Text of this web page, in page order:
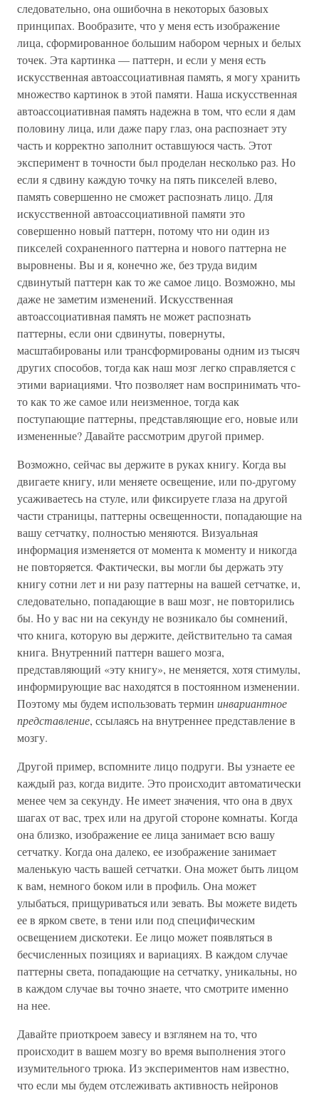
следовательно, она ошибочна в некоторых базовых
принципах. Вообразите, что у меня есть изображение
лица, сформированное большим набором черных и белых
точек. Эта картинка — паттерн, и если у меня есть
искусственная автоассоциативная память, я могу хранить
множество картинок в этой памяти. Наша искусственная
автоассоциативная память надежна в том, что если я дам
половину лица, или даже пару глаз, она распознает эту
часть и корректно заполнит оставшуюся часть. Этот
эксперимент в точности был проделан несколько раз. Но
если я сдвину каждую точку на пять пикселей влево,
память совершенно не сможет распознать лицо. Для
искусственной автоассоциативной памяти это
совершенно новый паттерн, потому что ни один из
пикселей сохраненного паттерна и нового паттерна не
выровнены. Вы и я, конечно же, без труда видим
сдвинутый паттерн как то же самое лицо. Возможно, мы
даже не заметим изменений. Искусственная
автоассоциативная память не может распознать
паттерны, если они сдвинуты, повернуты,
масштабированы или трансформированы одним из тысяч
других способов, тогда как наш мозг легко справляется с
этими вариациями. Что позволяет нам воспринимать что-
то как то же самое или неизменное, тогда как
поступающие паттерны, представляющие его, новые или
измененные? Давайте рассмотрим другой пример.
Возможно, сейчас вы держите в руках книгу. Когда вы
двигаете книгу, или меняете освещение, или по-другому
усаживаетесь на стуле, или фиксируете глаза на другой
части страницы, паттерны освещенности, попадающие на
вашу сетчатку, полностью меняются. Визуальная
информация изменяется от момента к моменту и никогда
не повторяется. Фактически, вы могли бы держать эту
книгу сотни лет и ни разу паттерны на вашей сетчатке, и,
следовательно, попадающие в ваш мозг, не повторились
бы. Но у вас ни на секунду не возникало бы сомнений,
что книга, которую вы держите, действительно та самая
книга. Внутренний паттерн вашего мозга,
представляющий «эту книгу», не меняется, хотя стимулы,
информирующие вас находятся в постоянном изменении.
Поэтому мы будем использовать термин инвариантное
представление, ссылаясь на внутреннее представление в
мозгу.
Другой пример, вспомните лицо подруги. Вы узнаете ее
каждый раз, когда видите. Это происходит автоматически
менее чем за секунду. Не имеет значения, что она в двух
шагах от вас, трех или на другой стороне комнаты. Когда
она близко, изображение ее лица занимает всю вашу
сетчатку. Когда она далеко, ее изображение занимает
маленькую часть вашей сетчатки. Она может быть лицом
к вам, немного боком или в профиль. Она может
улыбаться, прищуриваться или зевать. Вы можете видеть
ее в ярком свете, в тени или под специфическим
освещением дискотеки. Ее лицо может появляться в
бесчисленных позициях и вариациях. В каждом случае
паттерны света, попадающие на сетчатку, уникальны, но
в каждом случае вы точно знаете, что смотрите именно
на нее.
Давайте приоткроем завесу и взглянем на то, что
происходит в вашем мозгу во время выполнения этого
изумительного трюка. Из экспериментов нам известно,
что если мы будем отслеживать активность нейронов